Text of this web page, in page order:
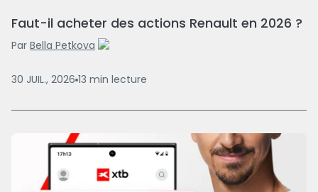
Faut-il acheter des actions Renault en 2026 ?
Par Bella Petkova
30 JUIL., 2026 13 min lecture